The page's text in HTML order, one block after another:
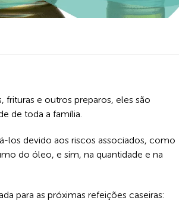
e outros preparos, eles são
de toda a família.
los devido aos riscos associados, como
do óleo, e sim, na quantidade e na
para as próximas refeições caseiras: